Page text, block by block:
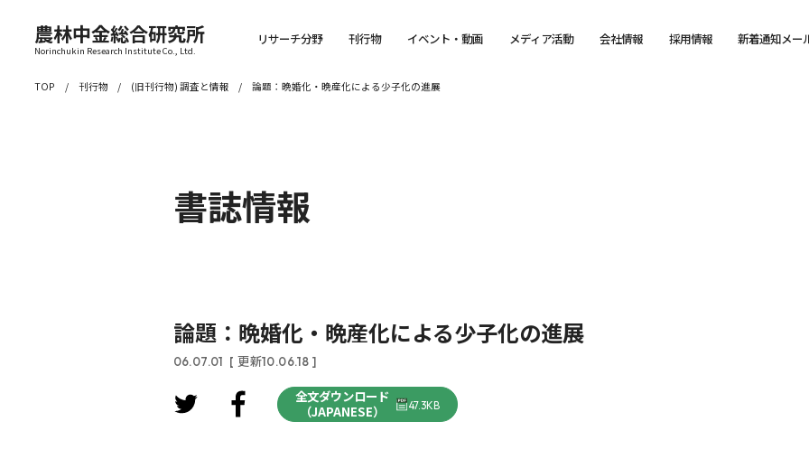
農林中金総合研究所
Norinchukin Research Institute Co., Ltd.
リサーチ分野 刊行物 イベント・動画 メディア活動 会社情報 採用情報 新着通知メー
TOP 刊行物 (旧刊行物) 調査と情報 論題：晩婚化・晩産化による少子化の進展
書誌情報
論題：晩婚化・晩産化による少子化の進展
06.07.01 [ 更新10.06.18 ]
全文ダウンロード
（JAPANESE）
47.3KB